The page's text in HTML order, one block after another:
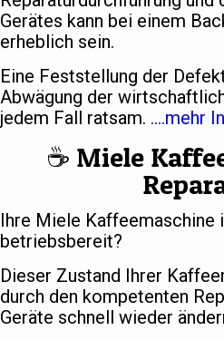
Gerätes kann bei einem
erheblich sein.
Eine Feststellung der
Abwägung der
jedem Fall ratsam. ….mehr
☕️ Miele
Ihre Miele Kaffeemaschine
betriebsbereit?
Dieser Zustand Ihrer
durch den kompetenten
Geräte schnell wieder